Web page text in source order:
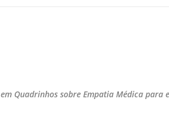
Quadrinhos sobre Empatia Médica